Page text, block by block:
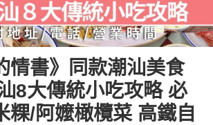
情書》同款潮汕美食
8大傳統小吃攻略 必
粿/阿嬤橄欖菜 高鐵自